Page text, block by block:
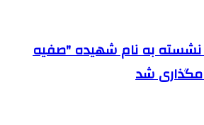
نشسته به نام شهیده "صفیه
شد